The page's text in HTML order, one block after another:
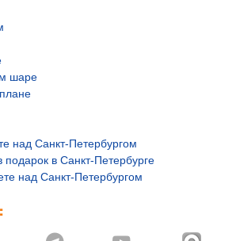
шаре
над Санкт-Петербургом
подарок в Санкт-Петербурге
над Санкт-Петербургом